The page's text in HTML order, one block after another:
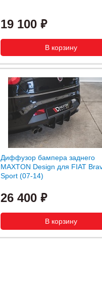
19 100
Диффузор бампера заднего
MAXTON Design для FIAT
Sport (07-14)
26 400